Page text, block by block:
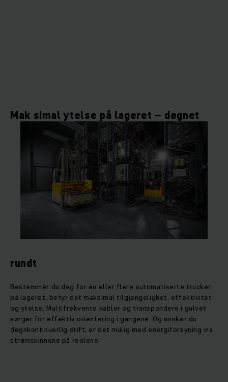
Mak simal ytelse på lageret – døgnet
rundt
Bestemmer du deg for én eller flere automatiserte trucker
på lageret, betyr det maksimal tilgjengelighet, effektivitet
og ytelse. Multifrekvente kabler og transpondere i gulvet
sørger for effektiv orientering i gangene. Og ønsker du
døgnkontinuerlig drift, er det mulig med energiforsyning via
strømskinnene på reolene.